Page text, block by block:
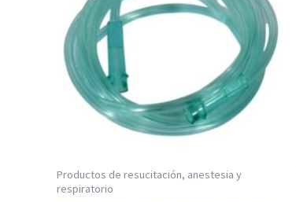
Productos de resucitación, anestesia y
respiratorio